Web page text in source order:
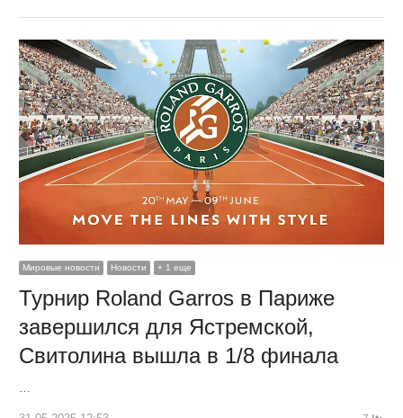
Мировые новости Новости + 1 еще
Турнир Roland Garros в Париже
завершился для Ястремской,
Свитолина вышла в 1/8 финала
…